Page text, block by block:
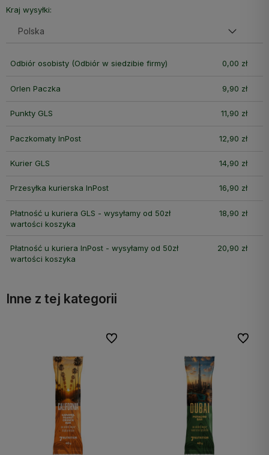
Kraj wysyłki:
Odbiór osobisty(Odbiór w siedzibie firmy) 0,00 zł
Orlen Paczka 9,90 zł
Punkty GLS 11,90 zł
Paczkomaty InPost 12,90 zł
Kurier GLS 14,90 zł
Przesyłka kurierska InPost 16,90 zł
Płatność u kuriera GLS - wysyłamy od 50zł
wartości koszyka
18,90 zł
Płatność u kuriera InPost - wysyłamy od 50zł
wartości koszyka
20,90 zł
Inne z tej kategorii
Do ulubionych Do